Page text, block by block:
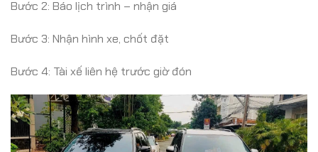
Bước 2: Báo lịch trình – nhận giá
Bước 3: Nhận hình xe, chốt đặt
Bước 4: Tài xế liên hệ trước giờ đón